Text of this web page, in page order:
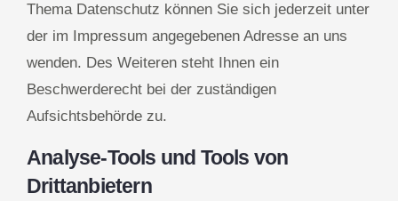
Thema Datenschutz können Sie sich jederzeit unter
der im Impressum angegebenen Adresse an uns
wenden. Des Weiteren steht Ihnen ein
Beschwerderecht bei der zuständigen
Aufsichtsbehörde zu.
Analyse-Tools und Tools von
Drittanbietern